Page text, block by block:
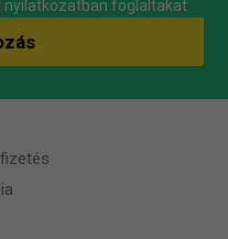
nyilatkozatban foglaltakat